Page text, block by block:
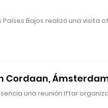
Países Bajos realizó una visita
Cordaan,
una reunión Iftar